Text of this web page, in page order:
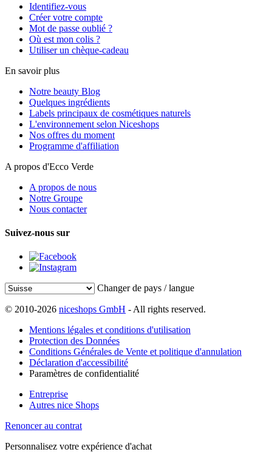
Identifiez-vous
Créer votre compte
Mot de passe oublié ?
Où est mon colis ?
Utiliser un chèque-cadeau
En savoir plus
Notre beauty Blog
Quelques ingrédients
Labels principaux de cosmétiques naturels
L'environnement selon Niceshops
Nos offres du moment
Programme d'affiliation
A propos d'Ecco Verde
A propos de nous
Notre Groupe
Nous contacter
Suivez-nous sur
Changer de pays / langue
© 2010-2026 niceshops GmbH - All rights reserved.
Mentions légales et conditions d'utilisation
Protection des Données
Conditions Générales de Vente et politique d'annulation
Déclaration d'accessibilité
Paramètres de confidentialité
Entreprise
Autres nice Shops
Renoncer au contrat
Personnalisez votre expérience d'achat